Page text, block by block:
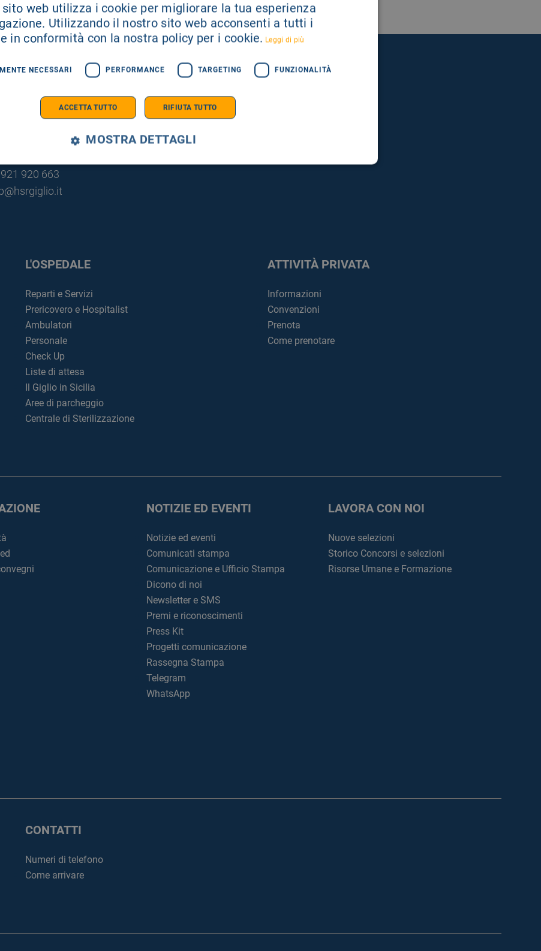
(PA)
920 663
L'OSPEDALE
Reparti e Servizi
Prericovero e Hospitalist
Ambulatori
Personale
Check Up
Liste di attesa
Il Giglio in Sicilia
Aree di parcheggio
Centrale di Sterilizzazione
ATTIVITÀ PRIVATA
Informazioni
Convenzioni
Prenota
Come prenotare
NOTIZIE ED EVENTI
Notizie ed eventi
Comunicati stampa
Comunicazione e Ufficio Stampa
Dicono di noi
Newsletter e SMS
Premi e riconoscimenti
Press Kit
Progetti comunicazione
Rassegna Stampa
Telegram
WhatsApp
LAVORA CON NOI
Nuove selezioni
Storico Concorsi e selezioni
Risorse Umane e Formazione
CONTATTI
Numeri di telefono
Come arrivare
sito web utilizza i cookie per migliorare la tua esperienza
Utilizzando il nostro sito web acconsenti a tutti i
in conformità con la nostra policy per i cookie. Leggi di più
NECESSARI PERFORMANCE TARGETING FUNZIONALITÀ
ACCETTA TUTTO RIFIUTA TUTTO
MOSTRA DETTAGLI